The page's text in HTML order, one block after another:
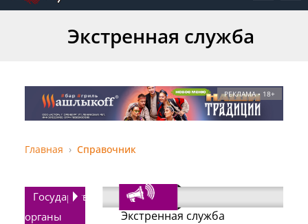
Экстренная служба
РЕКЛАМА • 18+
Главная Справочник
Государство,
органы
Экстренная служба